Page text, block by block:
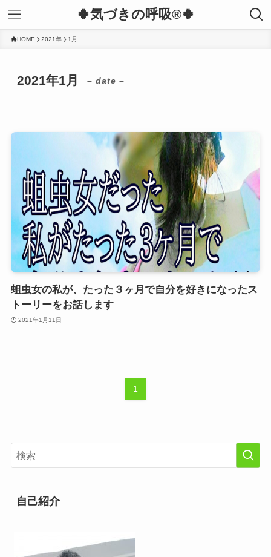
🍀気づきの呼吸®︎🍀
HOME 2021年 1月
2021年1月 – date –
蛆虫女の私が、たった３ヶ月で自分を好きになったス
トーリーをお話します
2021年1月11日
1
自己紹介